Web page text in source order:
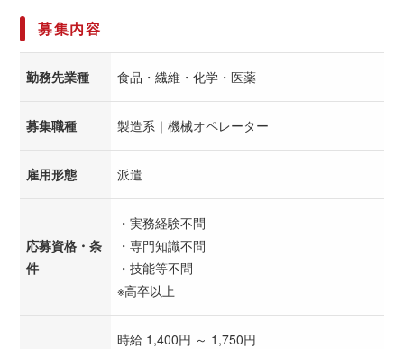
募集内容
勤務先業種 食品・繊維・化学・医薬
募集職種 製造系｜機械オペレーター
雇用形態 派遣
応募資格・条
件
・実務経験不問
・専門知識不問
・技能等不問
※高卒以上
時給 1,400円 ～ 1,750円